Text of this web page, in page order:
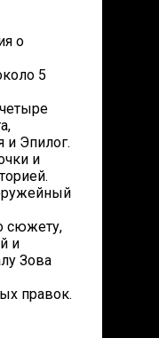
о
5
и Эпилог.
и
сюжету,
и
Зова
правок.